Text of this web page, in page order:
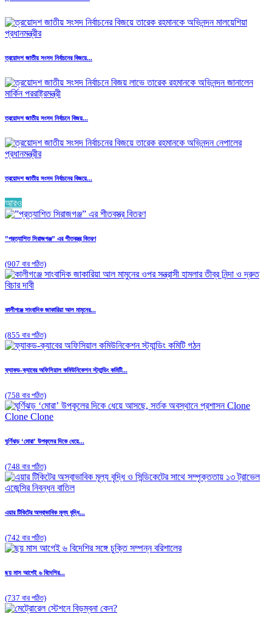
ত্রয়োদশ জাতীয় সংসদ নির্বাচনের বিজয়ে...
ত্রয়োদশ জাতীয় সংসদ নির্বাচনে বিজয়...
ত্রয়োদশ জাতীয় সংসদ নির্বাচনের বিজয়ে...
আরও
”প্রত্যাশিত সিরাজগঞ্জ” এর শীতবস্ত্র বিতরণ
(907 বার পঠিত)
কালীগঞ্জে সাংবাদিক জাকারিয়া আল মামুনের...
(855 বার পঠিত)
ফ্যাকড-ক্যাবের অফিসিয়াল কমিউনিকেশন স্ট্যান্ডিং কমিটি...
(758 বার পঠিত)
ঘূর্ণিঝড় ‘মোরা’ উপকূলের দিকে ধেয়ে...
(748 বার পঠিত)
এয়ার টিকিটের অস্বাভাবিক মূল্য বৃদ্ধি...
(742 বার পঠিত)
ছয় মাস আগেই ৬ বিদেশির...
(737 বার পঠিত)